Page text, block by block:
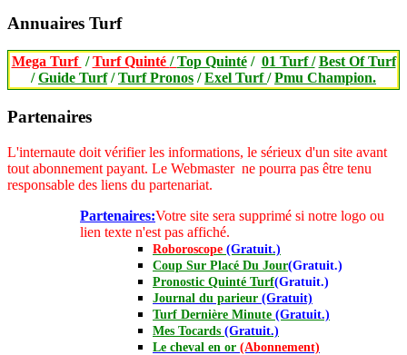
Annuaires Turf
Mega Turf /Turf Quinté /Top Quinté/ 01 Turf / Best Of Turf
/Guide Turf/Turf Pronos /Exel Turf/Pmu Champion.
Partenaires
L'internaute doit vérifier les informations, le sérieux d'un site avant
tout abonnement payant. Le Webmaster ne pourra pas être tenu
responsable des liens du partenariat.
Partenaires:Votre site sera supprimé si notre logo ou
lien texte n'est pas affiché.
Roboroscope (Gratuit.)
Coup Sur Placé Du Jour(Gratuit.)
Pronostic Quinté Turf(Gratuit.)
Journal du parieur (Gratuit)
Turf Dernière Minute (Gratuit.)
Mes Tocards (Gratuit.)
Le cheval en or (Abonnement)